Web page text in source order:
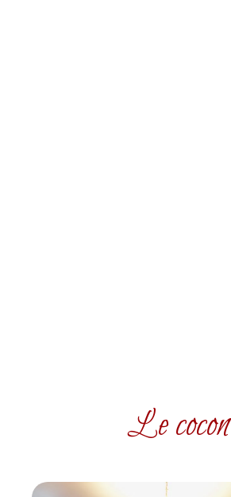
Le cocon